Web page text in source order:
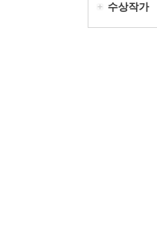
수상작가